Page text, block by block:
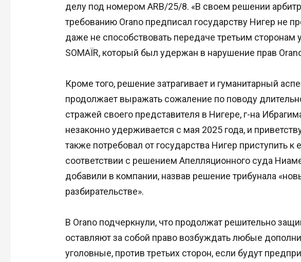
делу под номером ARB/25/8. «В своем решении
требованию Orano предписал государству Нигер не
даже не способствовать передаче третьим сторонам
SOMAÏR, который был удержан в нарушение прав
Кроме того, решение затрагивает и гуманитарный
продолжает выражать сожаление по поводу
стражей своего представителя в Нигере, г-на
незаконно удерживается с мая 2025 года, и
также потребовал от государства Нигер приступить
соответствии с решением Апелляционного суда
добавили в компании, назвав решение трибунала
разбирательстве».
В Orano подчеркнули, что продолжат решительно
оставляют за собой право возбуждать любые
уголовные, против третьих сторон, если будут